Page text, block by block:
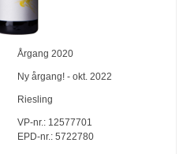
Årgang 2020
Ny årgang! - okt. 2022
Riesling
VP-nr.:12577701
EPD-nr.: 5722780